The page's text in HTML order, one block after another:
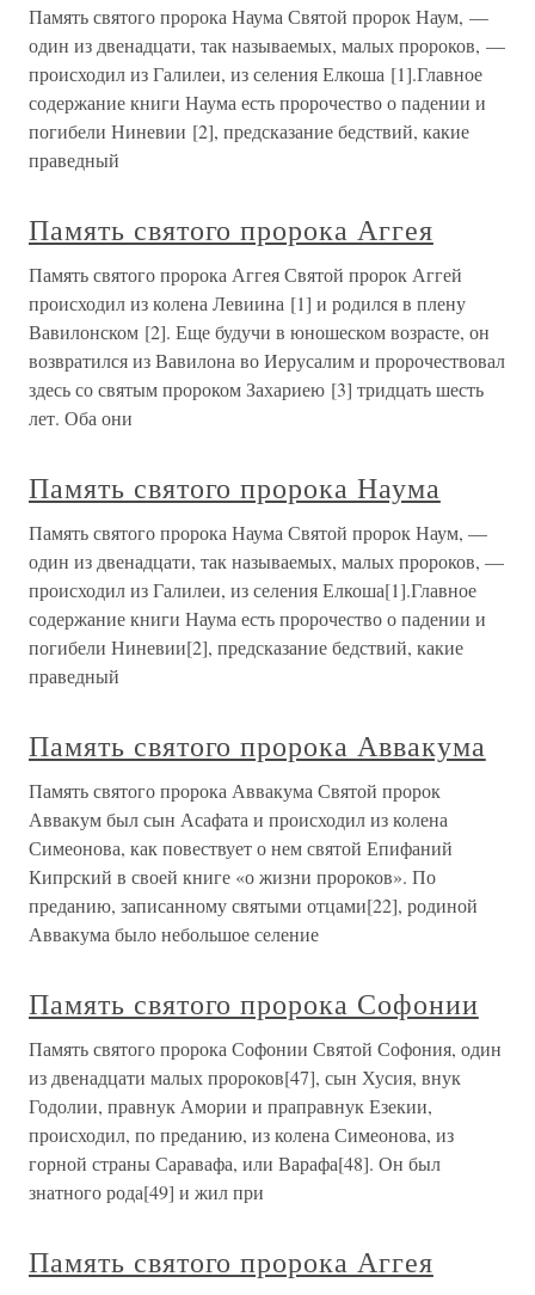
Память святого пророка Наума Святой пророк Наум, —
один из двенадцати, так называемых, малых пророков, —
происходил из Галилеи, из селения Елкоша [1].Главное
содержание книги Наума есть пророчество о падении и
погибели Ниневии [2], предсказание бедствий, какие
праведный
Память святого пророка Аггея
Память святого пророка Аггея Святой пророк Аггей
происходил из колена Левиина [1] и родился в плену
Вавилонском [2]. Еще будучи в юношеском возрасте, он
возвратился из Вавилона во Иерусалим и пророчествовал
здесь со святым пророком Захариею [3] тридцать шесть
лет. Оба они
Память святого пророка Наума
Память святого пророка Наума Святой пророк Наум, —
один из двенадцати, так называемых, малых пророков, —
происходил из Галилеи, из селения Елкоша[1].Главное
содержание книги Наума есть пророчество о падении и
погибели Ниневии[2], предсказание бедствий, какие
праведный
Память святого пророка Аввакума
Память святого пророка Аввакума Святой пророк
Аввакум был сын Асафата и происходил из колена
Симеонова, как повествует о нем святой Епифаний
Кипрский в своей книге «о жизни пророков». По
преданию, записанному святыми отцами[22], родиной
Аввакума было небольшое селение
Память святого пророка Софонии
Память святого пророка Софонии Святой Софония, один
из двенадцати малых пророков[47], сын Хусия, внук
Годолии, правнук Амории и праправнук Езекии,
происходил, по преданию, из колена Симеонова, из
горной страны Саравафа, или Варафа[48]. Он был
знатного рода[49] и жил при
Память святого пророка Аггея